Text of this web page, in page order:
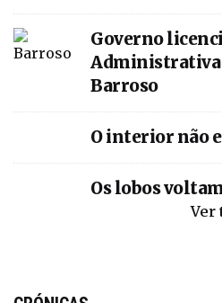
Governo
Administrativa
Barroso
O interior não
Os lobos
Ver